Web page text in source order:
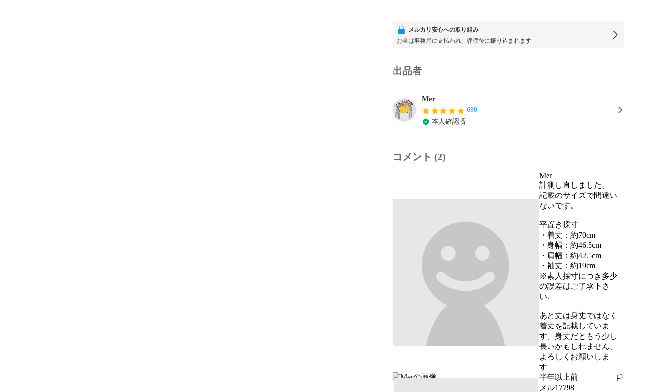
メルカリ安心への取り組み
お金は事務局に支払われ、評価後に振り込まれます
出品者
Mer
698
本人確認済
コメント (2)
Mer
計測し直しました。
記載のサイズで間違い
ないです。
平置き採寸
・着丈：約70cm
・身幅：約46.5cm
・肩幅：約42.5cm
・袖丈：約19cm
※素人採寸につき多少
の誤差はご了承下さ
い。
あと丈は身丈ではなく
着丈を記載していま
す。身丈だともう少し
長いかもしれません。
よろしくお願いしま
す。
半年以上前
報告する
メル17798